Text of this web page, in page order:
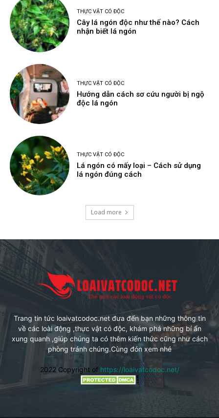
THỰC VẬT CÓ ĐỘC
Cây lá ngón độc như thế nào? Cách
nhận biết lá ngón
THỰC VẬT CÓ ĐỘC
Hướng dẫn cách sơ cứu người bị ngộ
độc lá ngón
THỰC VẬT CÓ ĐỘC
Lá ngón có mấy loại – Cách sử dụng
lá ngón đúng cách
Load more
Trang tin tức loaivatcodoc.net đưa đến bạn những thông tin
về các loài động ,thực vật có độc, khám phá những bí ẩn
xung quanh ,giúp chúng ta có thêm kiến thức cũng như cách
phòng tránh chúng.Cùng đón xem nhé
2022 Copyright of https://loaivatcodoc.net/